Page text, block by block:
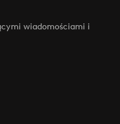
wiadomościami i